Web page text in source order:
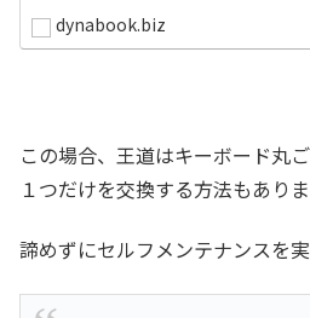
dynabook.biz
この場合、王道はキーボード丸
１つだけを交換する方法もありま
諦めずにセルフメンテナンスを実